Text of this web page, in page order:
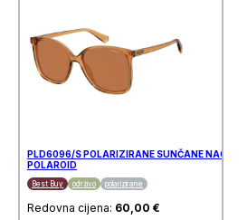
PLD6096/S POLARIZIRANE SUNČANE NAOČALE
POLAROID
Best Buy održivo polarizirane
Redovna cijena: 60,00 €